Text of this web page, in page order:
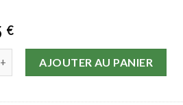
€
AJOUTER AU PANIER